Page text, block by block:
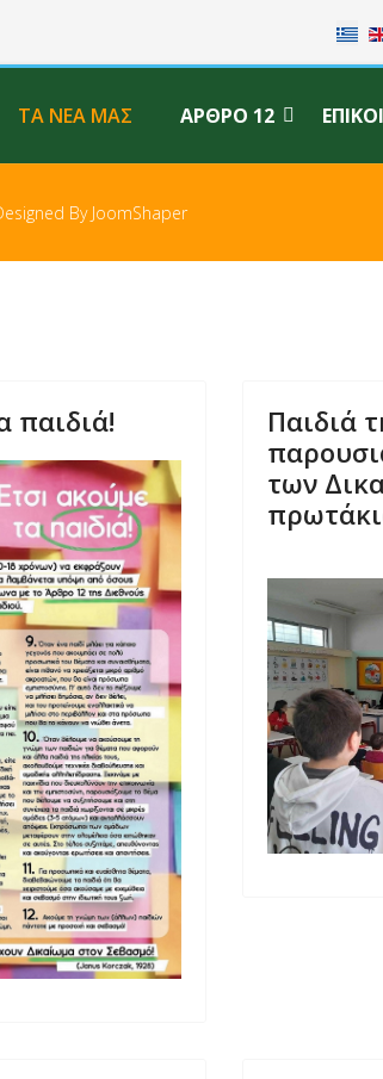
ΤΑ ΝΈΑ ΜΑΣ ΆΡΘΡΟ 12
By JoomShaper
παιδιά!
Παιδιά
των